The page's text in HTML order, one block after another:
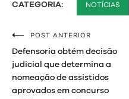
CATEGORIA: NOTÍCIAS
Navegação
de
Post
POST ANTERIOR
Defensoria obtém decisão
judicial que determina a
nomeação de assistidos
aprovados em concurso